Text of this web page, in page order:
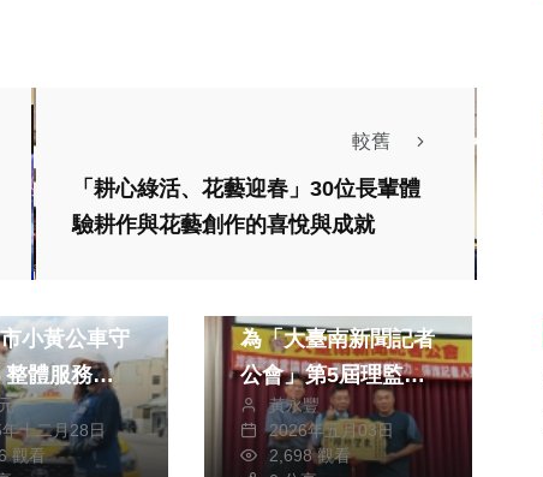
較舊
「耕心綠活、花藝迎春」30位長輩體
驗耕作與花藝創作的喜悅與成就
生活
小黃公車守
成
十二月28日
觀看
社會 生活
為「大臺南新聞記者
公會」第5屆理監事
及幹部授證
黃永豐
2026年五月03日
2,698 觀看
健康及醫療